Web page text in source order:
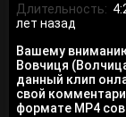
Длительность:
лет назад
Вашему
Вовчиця
данный клип
свой
формате MP4